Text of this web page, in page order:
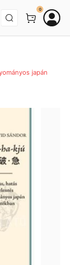
BEJELENTKEZÉS
0
japán